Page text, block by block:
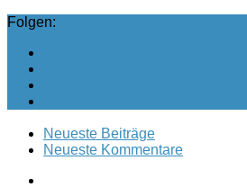
Folgen:
Neueste Beiträge
Neueste Kommentare